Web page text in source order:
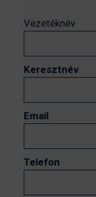
Vezetéknév
Keresztnév
Email
Telefon